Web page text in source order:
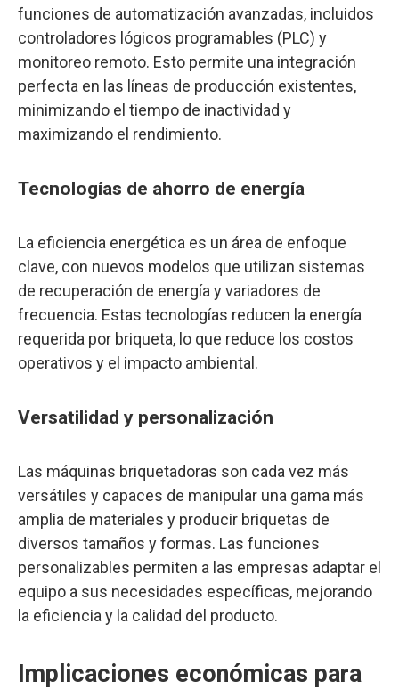
funciones de automatización avanzadas, incluidos
controladores lógicos programables (PLC) y
monitoreo remoto. Esto permite una integración
perfecta en las líneas de producción existentes,
minimizando el tiempo de inactividad y
maximizando el rendimiento.
Tecnologías de ahorro de energía
La eficiencia energética es un área de enfoque
clave, con nuevos modelos que utilizan sistemas
de recuperación de energía y variadores de
frecuencia. Estas tecnologías reducen la energía
requerida por briqueta, lo que reduce los costos
operativos y el impacto ambiental.
Versatilidad y personalización
Las máquinas briquetadoras son cada vez más
versátiles y capaces de manipular una gama más
amplia de materiales y producir briquetas de
diversos tamaños y formas. Las funciones
personalizables permiten a las empresas adaptar el
equipo a sus necesidades específicas, mejorando
la eficiencia y la calidad del producto.
Implicaciones económicas para